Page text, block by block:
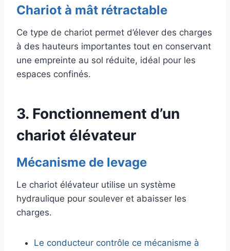
Chariot à mât rétractable
Ce type de chariot permet d’élever des charges
à des hauteurs importantes tout en conservant
une empreinte au sol réduite, idéal pour les
espaces confinés.
3. Fonctionnement d’un
chariot élévateur
Mécanisme de levage
Le chariot élévateur utilise un système
hydraulique pour soulever et abaisser les
charges.
Le conducteur contrôle ce mécanisme à